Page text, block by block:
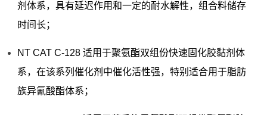
剂体系，具有延迟作用和一定的耐水解性，组合料储存
时间长；
NT CAT C-128 适用于聚氨酯双组份快速固化胶黏剂体
系，在该系列催化剂中催化活性强，特别适合用于脂肪
族异氰酸酯体系；